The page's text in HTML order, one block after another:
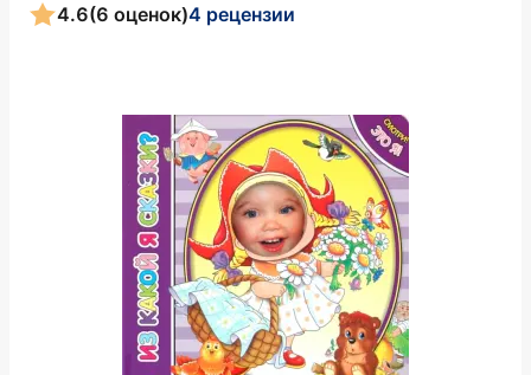
4.6(6 оценок)4 рецензии